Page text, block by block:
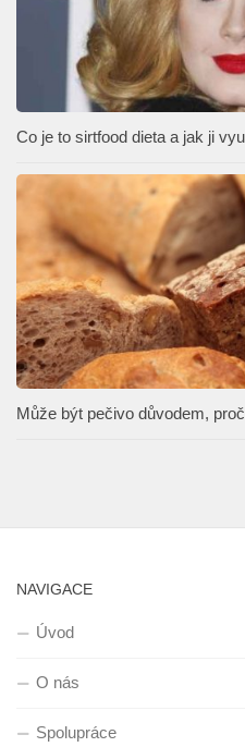
Co je to sirtfood dieta a jak ji
Může být pečivo důvodem,
NAVIGACE
Úvod
O nás
Spolupráce